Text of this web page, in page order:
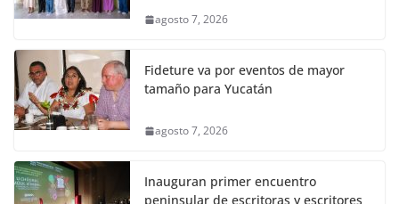
agosto 7, 2026
Fideture va por eventos de mayor
tamaño para Yucatán
agosto 7, 2026
Inauguran primer encuentro
peninsular de escritoras y escritores